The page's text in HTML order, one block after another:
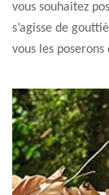
vous souhaitez
s’agisse de
vous les